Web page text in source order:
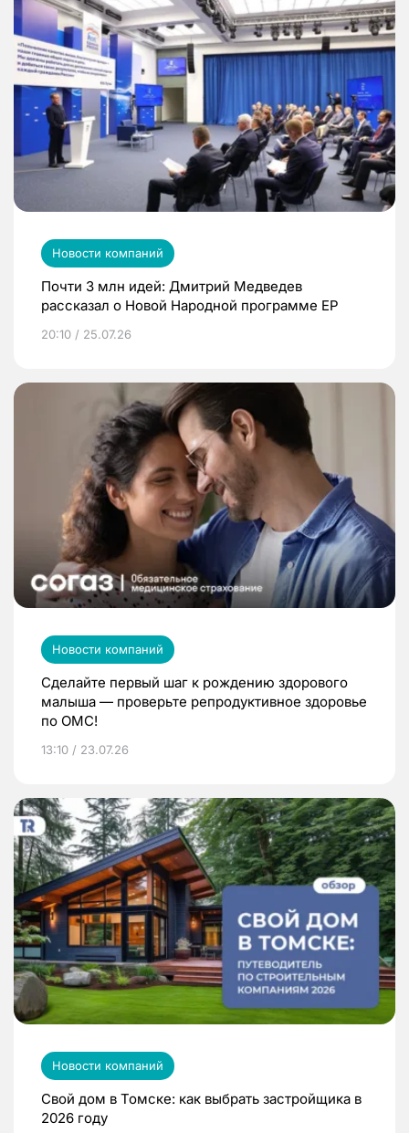
Новости компаний
Почти 3 млн идей: Дмитрий Медведев
рассказал о Новой Народной программе ЕР
20:10 / 25.07.26
Новости компаний
Сделайте первый шаг к рождению здорового
малыша — проверьте репродуктивное здоровье
по ОМС!
13:10 / 23.07.26
Новости компаний
Свой дом в Томске: как выбрать застройщика в
2026 году